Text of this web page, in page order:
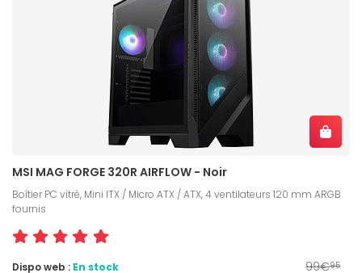
MSI MAG FORGE 320R AIRFLOW - Noir
Boîtier PC vitré, Mini ITX / Micro ATX / ATX, 4 ventilateurs 120 mm ARGB
fournis
99€95
Dispo web : En stock